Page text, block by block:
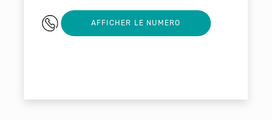
0601339170
AFFICHER LE NUMERO